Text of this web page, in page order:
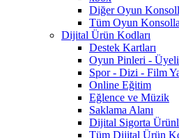
Diğer Oyun
Tüm Oyun
Dijital Ürün Kodları
Destek Kartları
Oyun Pinleri -
Spor - Dizi - Film
Online Eğitim
Eğlence ve Müzik
Saklama Alanı
Dijital Sigorta
Tüm Dijital Ürün